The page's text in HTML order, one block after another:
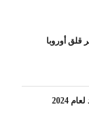
قلق أوروبا
2024